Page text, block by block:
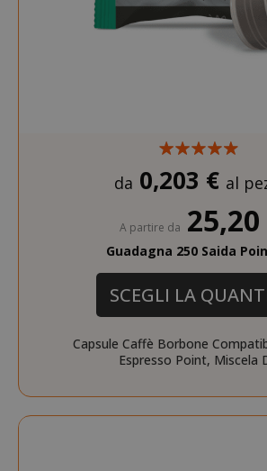
da 0,203 € al
A partire da 25,20
Guadagna 250 Saida
SCEGLI LA
Capsule Caffè Borbone
Espresso Point, Miscela
SADEVSESSID
mage-cache-sessid